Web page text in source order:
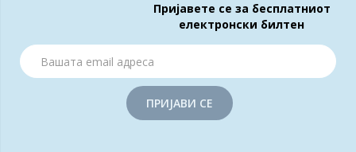
Пријавете се за бесплатниот
електронски билтен
ПРИЈАВИ СЕ